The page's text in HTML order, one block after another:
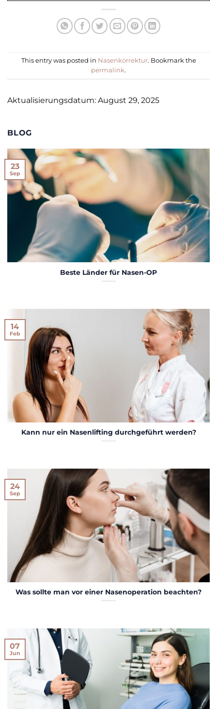
This entry was posted in Nasenkorrektur. Bookmark the
permalink.
Aktualisierungsdatum: August 29, 2025
BLOG
Beste Länder für Nasen-OP
23
Sep
Kann nur ein Nasenlifting durchgeführt werden?
14
Feb
Was sollte man vor einer Nasenoperation beachten?
24
Sep
07
Jun